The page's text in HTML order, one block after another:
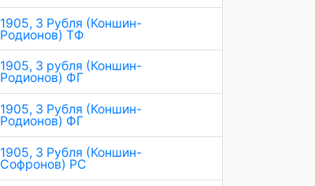
1905, 3 Рубля (Коншин-
Родионов) ТФ
1905, 3 рубля (Коншин-
Родионов) ФГ
1905, 3 Рубля (Коншин-
Родионов) ФГ
1905, 3 Рубля (Коншин-
Софронов) РС